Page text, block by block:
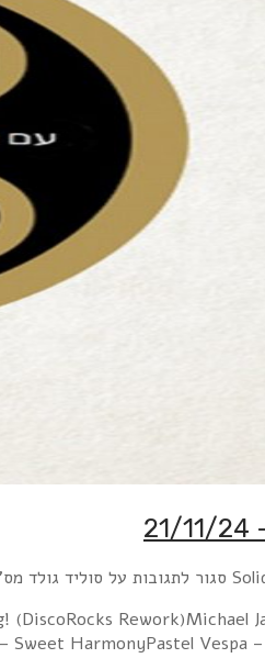
1 Fancy – Bolero (Oren
Caminita